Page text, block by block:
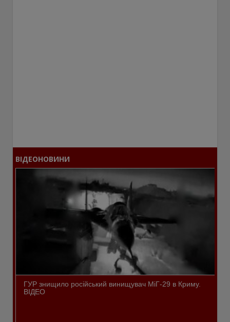
ВІДЕОНОВИНИ
ГУР знищило російський винищувач МіГ-29 в Криму.
ВІДЕО